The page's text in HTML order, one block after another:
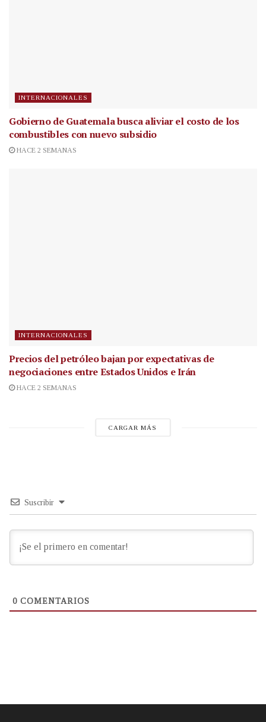
INTERNACIONALES
Gobierno de Guatemala busca aliviar el costo de los
combustibles con nuevo subsidio
HACE 2 SEMANAS
INTERNACIONALES
Precios del petróleo bajan por expectativas de
negociaciones entre Estados Unidos e Irán
HACE 2 SEMANAS
CARGAR MÁS
Suscribir
0 COMENTARIOS